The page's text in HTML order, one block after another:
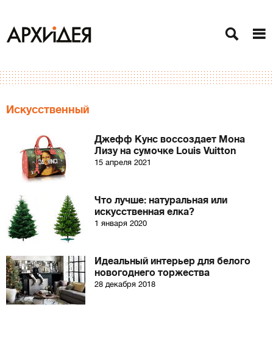
Искусственный
Джефф Кунс воссоздает Мона
Лизу на сумочке Louis Vuitton
15 апреля 2021
Что лучше: натуральная или
искусственная елка?
1 января 2020
Идеальный интерьер для белого
новогоднего торжества
28 декабря 2018